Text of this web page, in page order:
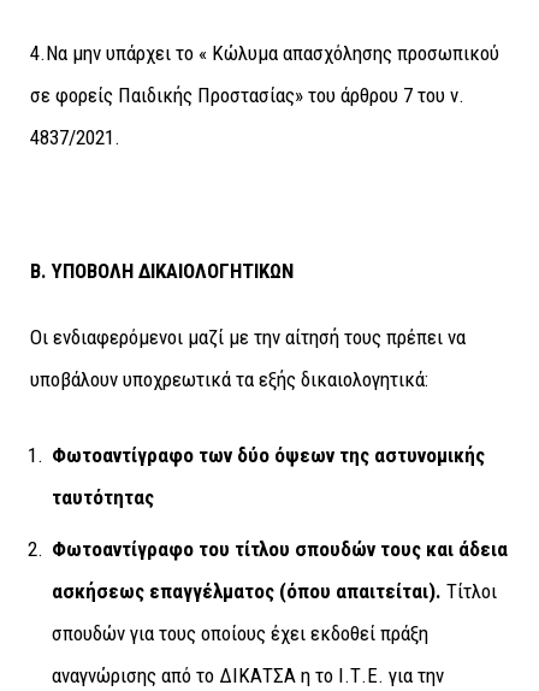
4.Να μην υπάρχει το « Κώλυμα απασχόλησης προσωπικού
σε φορείς Παιδικής Προστασίας» του άρθρου 7 του ν.
4837/2021.
Β. ΥΠΟΒΟΛΗ ΔΙΚΑΙΟΛΟΓΗΤΙΚΩΝ
Οι ενδιαφερόμενοι μαζί µε την αίτησή τους πρέπει να
υποβάλουν υποχρεωτικά τα εξής δικαιολογητικά:
Φωτοαντίγραφο των δύο όψεων της αστυνομικής
ταυτότητας
Φωτοαντίγραφο του τίτλου σπουδών τους και άδεια
ασκήσεως επαγγέλματος (όπου απαιτείται). Τίτλοι
σπουδών για τους οποίους έχει εκδοθεί πράξη
αναγνώρισης από το ΔΙΚΑΤΣΑ η το Ι.Τ.Ε. για την